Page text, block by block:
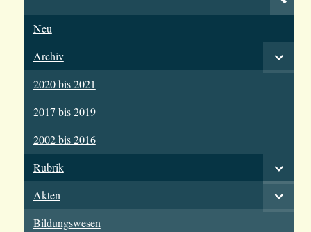
Neu
Archiv
2020 bis 2021
2017 bis 2019
2002 bis 2016
Rubrik
Akten
Bildungswesen